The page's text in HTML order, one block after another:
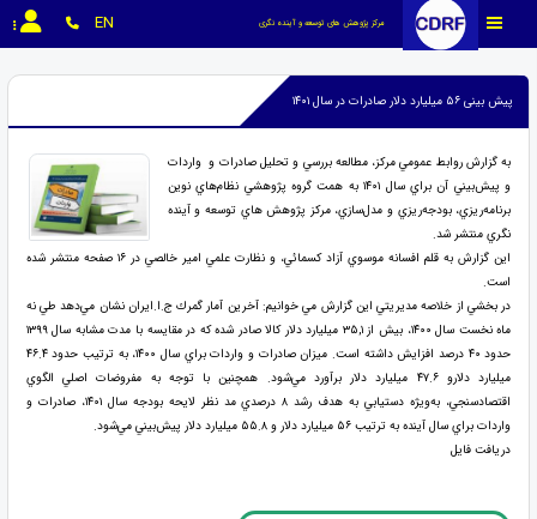
مرکز پژوهش های توسعه و آینده نگری EN
پیش بینی ۵۶ میلیارد دلار صادرات در سال ۱۴۰۱
به گزارش روابط عمومي مركز، مطالعه بررسي و تحليل صادرات و واردات
و پيش‌بيني آن براي سال ۱۴۰۱ به همت گروه پژوهشي نظام‌هاي نوين
برنامه‌ريزي، بودجه‌ريزي و مدل‌سازي، مركز پژوهش هاي توسعه و آينده
نگري منتشر شد.
اين گزارش به قلم افسانه موسوي آزاد كسمائي، و نظارت علمي امير خالصي در ۱۶ صفحه منتشر شده
است.
در بخشي از خلاصه مديريتي اين گزارش مي خوانيم: آخرين آمار گمرك ج.ا.ايران نشان مي‌دهد طي نه
ماه نخست سال ۱۴۰۰، بيش از ۳۵,۱ ميليارد دلار كالا صادر شده كه در مقايسه با مدت مشابه سال ۱۳۹۹
حدود ۴۰ درصد افزايش داشته است. ميزان صادرات و واردات براي سال ۱۴۰۰، به ترتيب حدود ۴۶.۴
ميليارد دلارو ۴۷.۶ ميليارد دلار برآورد مي‌شود. همچنين با توجه به مفروضات اصلي الگوي
اقتصادسنجي، به‌ويژه دستيابي به هدف رشد ۸ درصدي مد نظر لايحه بودجه سال ۱۴۰۱، صادرات و
واردات براي سال آينده به ترتيب ۵۶ ميليارد دلار و ۵۵.۸ ميليارد دلار پيش‌بيني مي‌شود.
دريافت فايل